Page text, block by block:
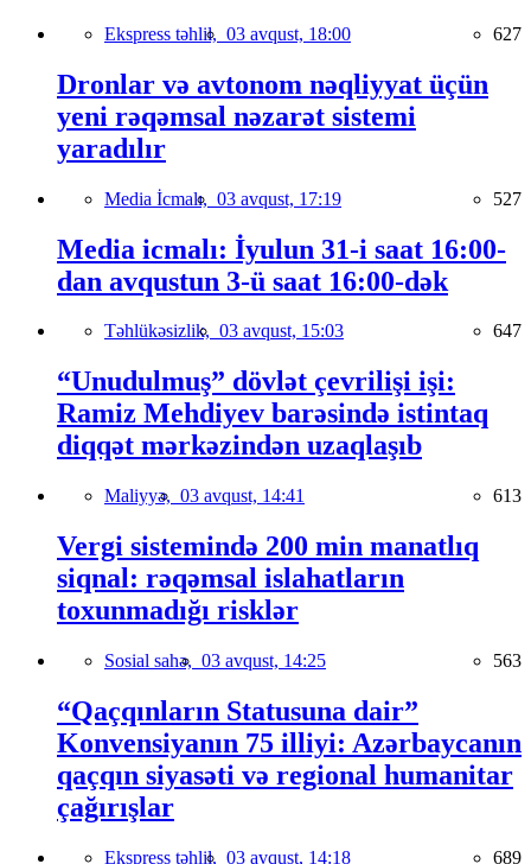
Ekspress təhlil, 03 avqust, 18:00 627
Dronlar və avtonom nəqliyyat üçün
yeni rəqəmsal nəzarət sistemi
yaradılır
Media İcmalı, 03 avqust, 17:19 527
Media icmalı: İyulun 31-i saat 16:00-
dan avqustun 3-ü saat 16:00-dək
Təhlükəsizlik, 03 avqust, 15:03 647
“Unudulmuş” dövlət çevrilişi işi:
Ramiz Mehdiyev barəsində istintaq
diqqət mərkəzindən uzaqlaşıb
Maliyyə, 03 avqust, 14:41 613
Vergi sistemində 200 min manatlıq
siqnal: rəqəmsal islahatların
toxunmadığı risklər
Sosial sahə, 03 avqust, 14:25 563
“Qaçqınların Statusuna dair”
Konvensiyanın 75 illiyi: Azərbaycanın
qaçqın siyasəti və regional humanitar
çağırışlar
Ekspress təhlil, 03 avqust, 14:18 689